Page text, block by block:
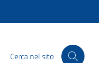
Cerca nel sito